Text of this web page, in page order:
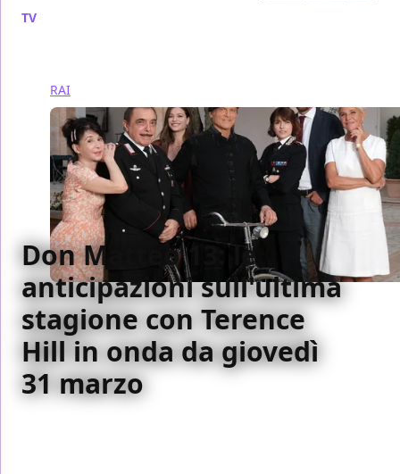
TV
RAI
Don Matteo 13: le
anticipazioni sull'ultima
stagione con Terence
Hill in onda da giovedì
31 marzo